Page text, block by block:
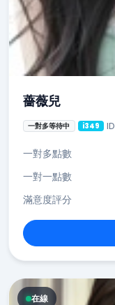
薔薇兒
一對多等待中 i349
一對多點數
一對一點數
滿意度評分
在線